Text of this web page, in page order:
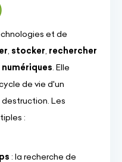
et de
, stocker, rechercher
. Elle
de vie d'un
Les
:
: la recherche de